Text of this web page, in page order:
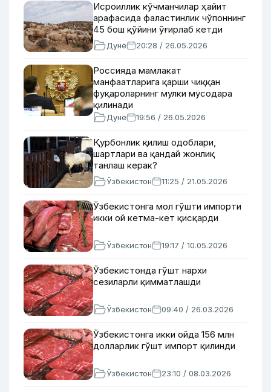
Исроиллик кўчманчилар ҳайит
арафасида фаластинлик чўпоннинг
45 бош қўйини ўғирлаб кетди
Дунё 20:28 / 26.05.2026
Россияда мамлакат
манфаатларига қарши чиққан
фуқароларнинг мулки мусодара
қилинади
Дунё 19:56 / 26.05.2026
Қурбонлик қилиш одоблари,
шартлари ва қандай жонлиқ
танлаш керак?
Ўзбекистон 11:25 / 21.05.2026
Ўзбекистонга мол гўшти импорти
икки ой кетма-кет қисқарди
Ўзбекистон 19:17 / 10.05.2026
Ўзбекистонда гўшт нархи
сезиларли қимматлашди
Ўзбекистон 09:40 / 26.03.2026
Ўзбекистонга икки ойда 156 млн
долларлик гўшт импорт қилинди
Ўзбекистон 23:10 / 08.03.2026